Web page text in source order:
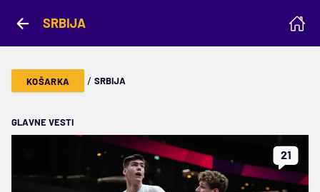
SRBIJA
KOŠARKA / SRBIJA
GLAVNE VESTI
21